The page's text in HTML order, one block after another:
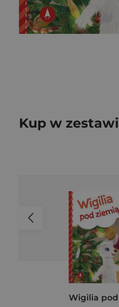
Kup w
Wigilia